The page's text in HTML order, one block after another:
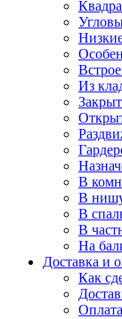
Из
В
В
В
В
На
Доставка и
Как